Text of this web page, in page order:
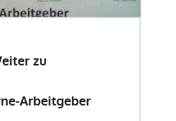
zu
Arbeitgeber